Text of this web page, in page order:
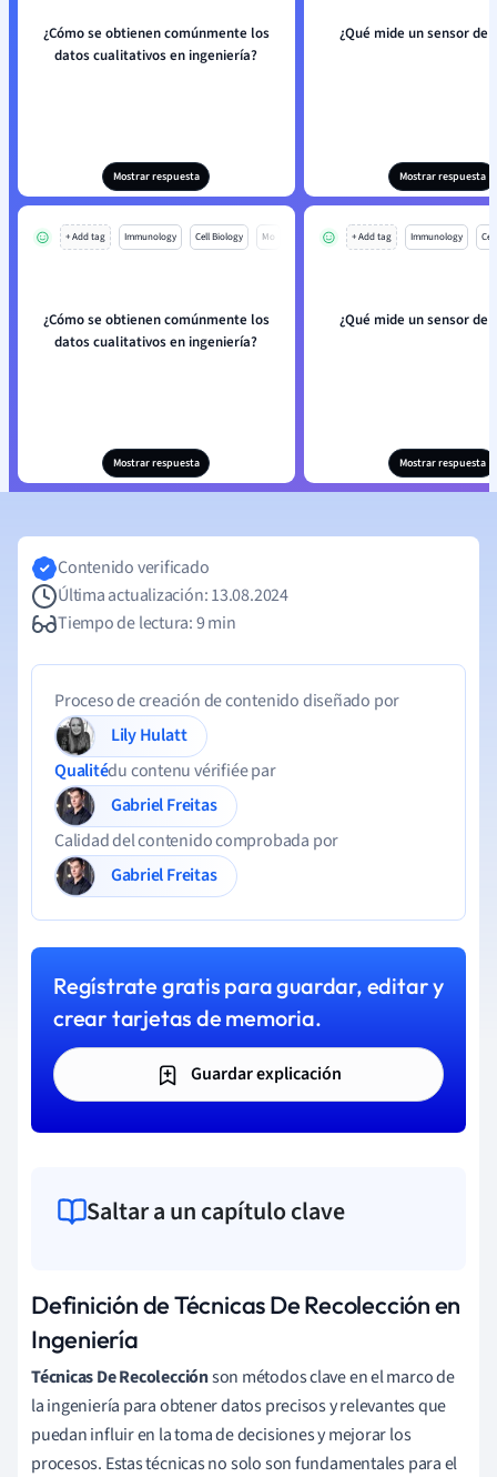
¿Cómo se obtienen comúnmente los
datos cualitativos en ingeniería?
Mostrar respuesta
¿Qué mide un sensor de
Mostrar respuesta
+ Add tag Immunology Cell Biology Mo
¿Cómo se obtienen comúnmente los
datos cualitativos en ingeniería?
Mostrar respuesta
+ Add tag Immunology
¿Qué mide un sensor de
Mostrar respuesta
Contenido verificado
Última actualización: 13.08.2024
Tiempo de lectura: 9 min
Proceso de creación de contenido diseñado por
Lily Hulatt
Qualitédu contenu vérifiée par
Gabriel Freitas
Calidad del contenido comprobada por
Gabriel Freitas
Regístrate gratis para guardar, editar y
crear tarjetas de memoria.
Guardar explicación
Saltar a un capítulo clave
Definición de Técnicas De Recolección en
Ingeniería
Técnicas De Recolecciónson métodos clave en el marco de
la ingeniería para obtener datos precisos y relevantes que
puedan influir en la toma de decisiones y mejorar los
procesos. Estas técnicas no solo son fundamentales para el